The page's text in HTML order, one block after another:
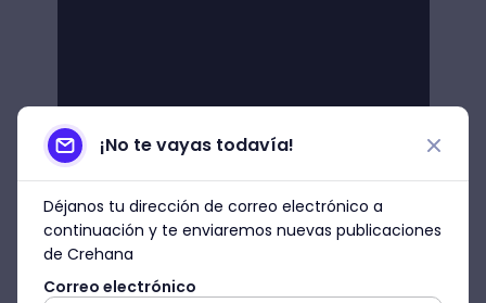
¡No te vayas todavía!
Déjanos tu dirección de correo electrónico a
continuación y te enviaremos nuevas publicaciones
de Crehana
Correo electrónico